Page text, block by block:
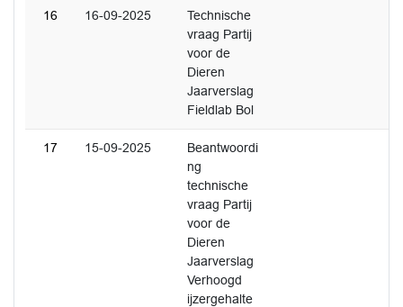
16 16-09-2025
Technische
vraag Partij
voor de
Dieren
Jaarverslag
Fieldlab Bol
17 15-09-2025
Beantwoordi
ng
technische
vraag Partij
voor de
Dieren
Jaarverslag
Verhoogd
ijzergehalte